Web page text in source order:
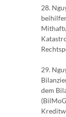
28.
29.
dem